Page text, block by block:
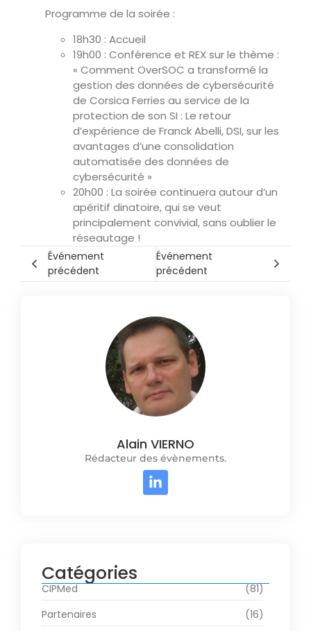
Programme de la soirée :
18h30 : Accueil
19h00 : Conférence et REX sur le thème :
« Comment OverSOC a transformé la
gestion des données de cybersécurité
de Corsica Ferries au service de la
protection de son SI : Le retour
d’expérience de Franck Abelli, DSI, sur les
avantages d’une consolidation
automatisée des données de
cybersécurité »
20h00 : La soirée continuera autour d’un
apéritif dinatoire, qui se veut
principalement convivial, sans oublier le
réseautage !
Événement
précédent
Événement
précédent
Alain VIERNO
Rédacteur des évènements.
Catégories
CIPMed
(81)
Partenaires
(16)